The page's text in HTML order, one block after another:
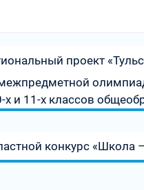
проект
и 11-х классов
конкурс «Школа